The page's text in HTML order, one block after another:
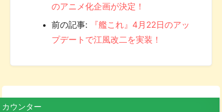
のアニメ化企画が決定！
前の記事:
『艦これ』4月22日のアッ
プデートで江風改二を実装！
カウンター